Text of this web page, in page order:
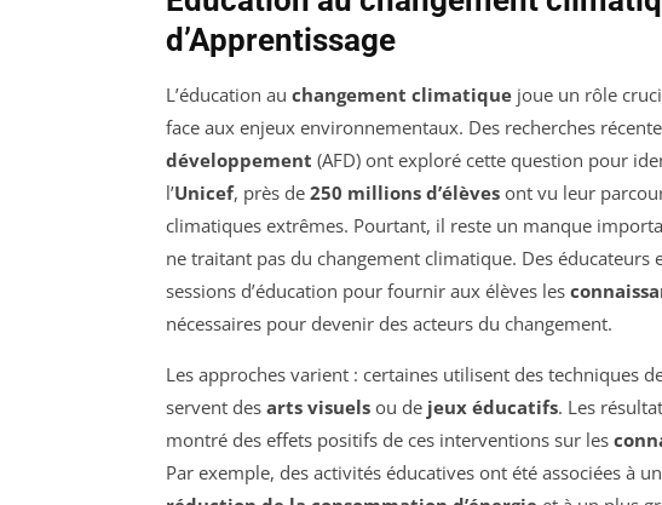
d’Apprentissage
L’éducation au changement climatique joue un rôle
face aux enjeux environnementaux. Des recherches
développement (AFD) ont exploré cette question pour
l’Unicef, près de 250 millions d’élèves ont vu leur
climatiques extrêmes. Pourtant, il reste un manque
ne traitant pas du changement climatique. Des éducateurs
sessions d’éducation pour fournir aux élèves les
nécessaires pour devenir des acteurs du changement.
Les approches varient : certaines utilisent des techniques
servent des arts visuels ou de jeux éducatifs. Les
montré des effets positifs de ces interventions sur les
Par exemple, des activités éducatives ont été associées à